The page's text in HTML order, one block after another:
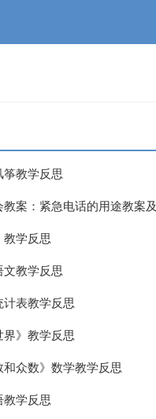
筝教学反思
教案：紧急电话的用途教案及
教学反思
文教学反思
计表教学反思
界》教学反思
和众数》数学教学反思
教学反思